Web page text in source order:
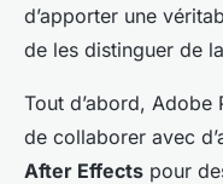
d’apporter une
de les distinguer de
Tout d’abord,
de collaborer avec
After Effects pour